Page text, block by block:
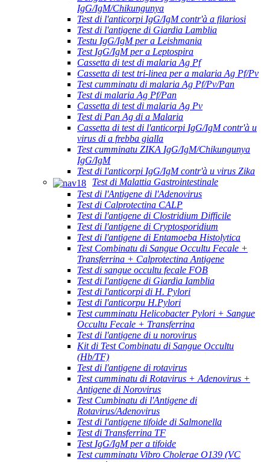
IgG/IgM/Chikungunya
Test di l'anticorpi IgG/IgM contr'à a filariosi
Test di l'antigene di Giardia Lamblia
Testu IgG/IgM per a Leishmania
Test IgG/IgM per a Leptospira
Cassetta di test di malaria Ag Pf
Cassetta di test tri-linea per a malaria Ag Pf/Pv
Test cumminatu di malaria Ag Pf/Pv/Pan
Test di malaria Ag Pf/Pan
Cassetta di test di malaria Ag Pv
Test di Pan Ag di a Malaria
Cassetta di test di l'anticorpi IgG/IgM contr'à u
virus di a frebba gialla
Test cumminatu ZIKA IgG/IgM/Chikungunya
IgG/IgM
Test di l'anticorpi IgG/IgM contr'à u virus Zika
Test di Malattia Gastrointestinale
Test di l'Antigene di l'Adenovirus
Test di Calprotectina CALP
Test di l'antigene di Clostridium Difficile
Test di l'antigene di Cryptosporidium
Test di l'antigene di Entamoeba Histolytica
Test Combinatu di Sangue Occultu Fecale +
Transferrina + Calprotectina Antigene
Test di sangue occultu fecale FOB
Test di l'antigene di Giardia Iamblia
Test di l'anticorpi di H. Pylori
Test di l'anticorpu H.Pylori
Test cumminatu Helicobacter Pylori + Sangue
Occultu Fecale + Transferrina
Test di l'antigene di u norovirus
Kit di Test Combinatu di Sangue Occultu
(Hb/TF)
Test di l'antigene di rotavirus
Test cumminatu di Rotavirus + Adenovirus +
Antigene di Norovirus
Test Cumbinatu di l'Antigene di
Rotavirus/Adenovirus
Test di l'antigene tifoide di Salmonella
Test di Transferrina TF
Test IgG/IgM per a tifoide
Test cumminatu Vibro Cholerae O139 (VC